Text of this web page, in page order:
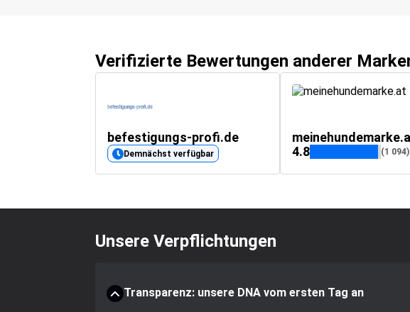
Verifizierte Bewertungen anderer
befestigungs-profi.de
Demnächst verfügbar
4.8
(1 094)
Unsere Verpflichtungen
Transparenz: unsere DNA vom ersten Tag an